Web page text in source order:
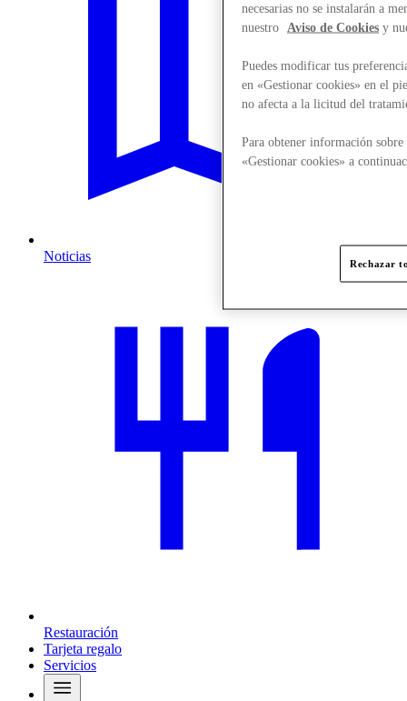
Noticias
Restauración
Tarjeta regalo
Servicios
necesarias no se instalarán a
nuestro
Aviso de Cookies y
Puedes modificar tus
en «Gestionar cookies» en el
no afecta a la licitud del
Para obtener información
«Gestionar cookies» a
Rechazar